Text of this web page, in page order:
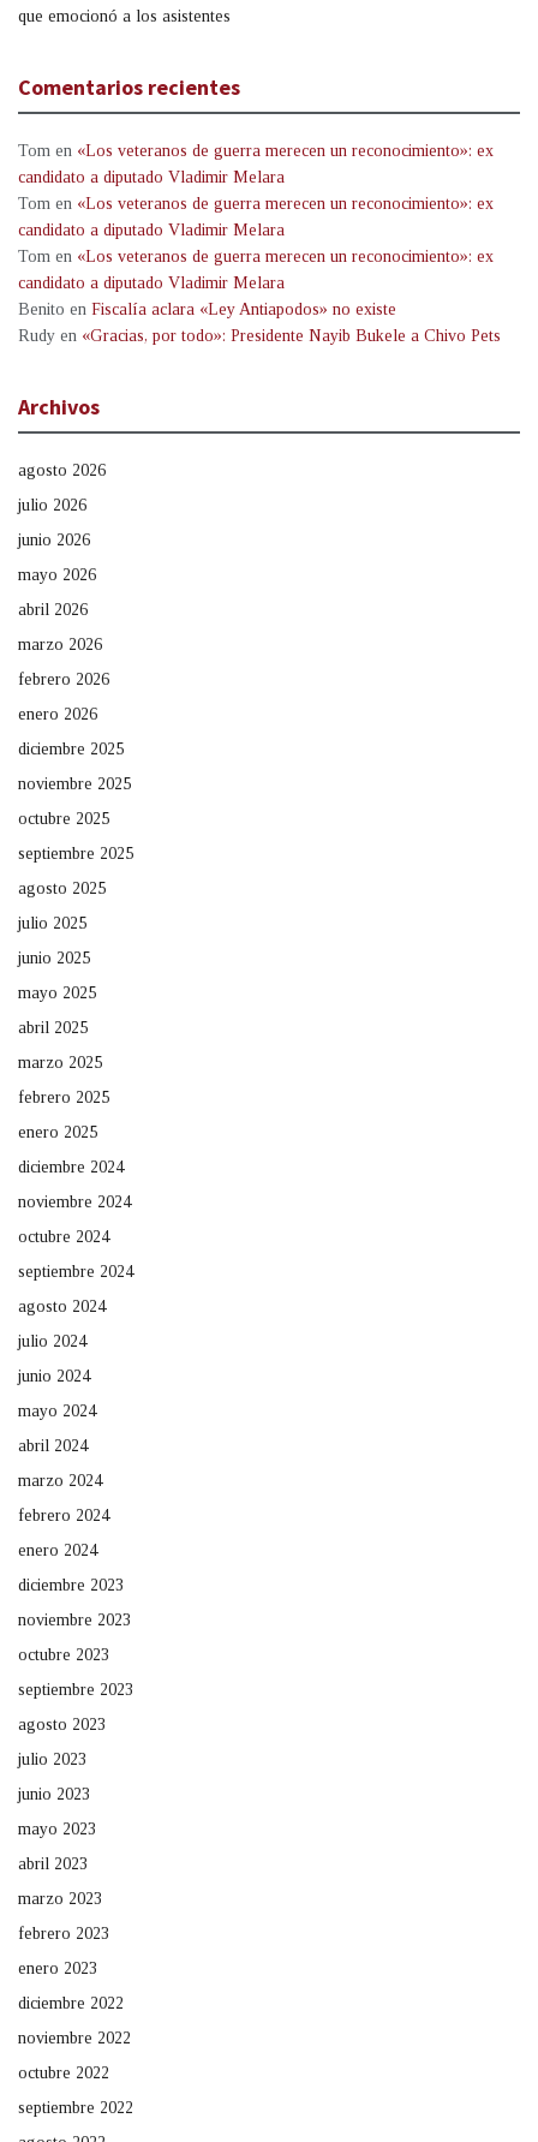
que emocionó a los asistentes
Comentarios recientes
Tom en «Los veteranos de guerra merecen un reconocimiento»: ex
candidato a diputado Vladimir Melara
Tom en «Los veteranos de guerra merecen un reconocimiento»: ex
candidato a diputado Vladimir Melara
Tom en «Los veteranos de guerra merecen un reconocimiento»: ex
candidato a diputado Vladimir Melara
Benito en Fiscalía aclara «Ley Antiapodos» no existe
Rudy en «Gracias, por todo»: Presidente Nayib Bukele a Chivo Pets
Archivos
agosto 2026
julio 2026
junio 2026
mayo 2026
abril 2026
marzo 2026
febrero 2026
enero 2026
diciembre 2025
noviembre 2025
octubre 2025
septiembre 2025
agosto 2025
julio 2025
junio 2025
mayo 2025
abril 2025
marzo 2025
febrero 2025
enero 2025
diciembre 2024
noviembre 2024
octubre 2024
septiembre 2024
agosto 2024
julio 2024
junio 2024
mayo 2024
abril 2024
marzo 2024
febrero 2024
enero 2024
diciembre 2023
noviembre 2023
octubre 2023
septiembre 2023
agosto 2023
julio 2023
junio 2023
mayo 2023
abril 2023
marzo 2023
febrero 2023
enero 2023
diciembre 2022
noviembre 2022
octubre 2022
septiembre 2022